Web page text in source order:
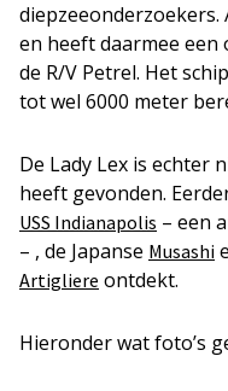
en heeft daarmee een
de R/V Petrel. Het
tot wel 6000 meter
De Lady Lex is echter
heeft gevonden.
USS Indianapolis – een
– , de Japanse Musashi
Artigliere ontdekt.
Hieronder wat foto’s